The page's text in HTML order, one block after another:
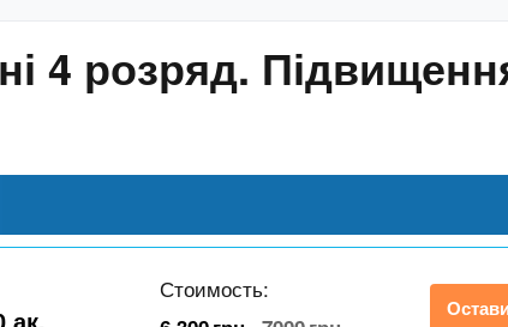
4 розряд.
Стоимость: